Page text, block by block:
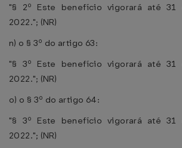
"§ 2º Este benefício vigorará até 31
2022."; (NR)
n) o § 3º do artigo 63:
"§ 3º Este benefício vigorará até 31
2022."; (NR)
o) o § 3º do artigo 64:
"§ 3º Este benefício vigorará até 31
2022."; (NR)